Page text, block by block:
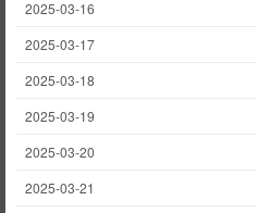
2025-03-16
2025-03-17
2025-03-18
2025-03-19
2025-03-20
2025-03-21